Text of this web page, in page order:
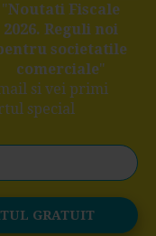
"Noutati Fiscale
2026. Reguli noi
societatile
comerciale"
si vei primi
special